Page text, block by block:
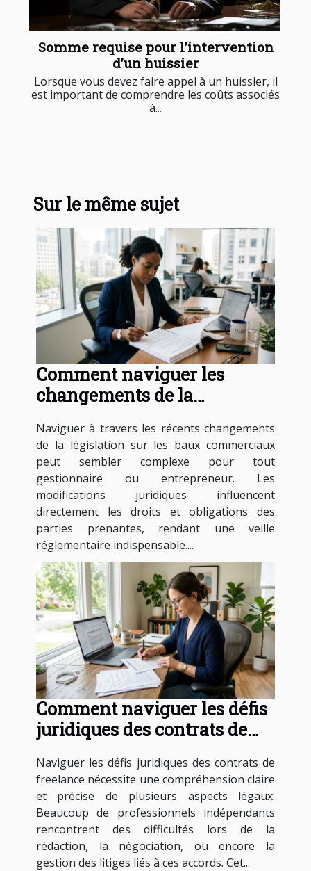
Somme requise pour l’intervention
d’un huissier
Lorsque vous devez faire appel à un huissier, il
est important de comprendre les coûts associés
à...
Sur le même sujet
Comment naviguer les
changements de la
commerciaux ?
Naviguer à travers les récents changements
de la législation sur les baux commerciaux
peut sembler complexe pour tout
gestionnaire ou entrepreneur. Les
modifications juridiques influencent
directement les droits et obligations des
parties prenantes, rendant une veille
réglementaire indispensable....
Comment naviguer les défis
juridiques des contrats de
Naviguer les défis juridiques des contrats de
freelance nécessite une compréhension claire
et précise de plusieurs aspects légaux.
Beaucoup de professionnels indépendants
rencontrent des difficultés lors de la
rédaction, la négociation, ou encore la
gestion des litiges liés à ces accords. Cet...